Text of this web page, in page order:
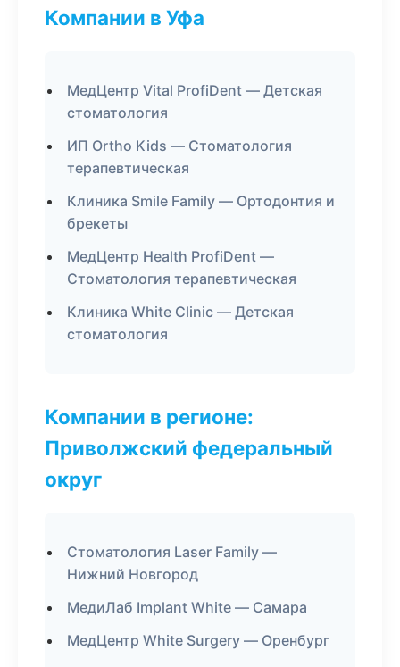
Компании в Уфа
МедЦентр Vital ProfiDent — Детская
стоматология
ИП Ortho Kids — Стоматология
терапевтическая
Клиника Smile Family — Ортодонтия и
брекеты
МедЦентр Health ProfiDent —
Стоматология терапевтическая
Клиника White Clinic — Детская
стоматология
Компании в регионе:
Приволжский федеральный
округ
Стоматология Laser Family —
Нижний Новгород
МедиЛаб Implant White — Самара
МедЦентр White Surgery — Оренбург